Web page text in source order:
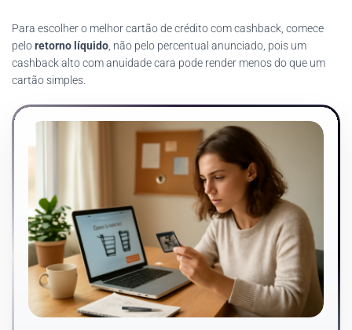
Para escolher o melhor cartão de crédito com cashback, comece
peloretorno líquido , não pelo percentual anunciado, pois um
cashback alto com anuidade cara pode render menos do que um
cartão simples.